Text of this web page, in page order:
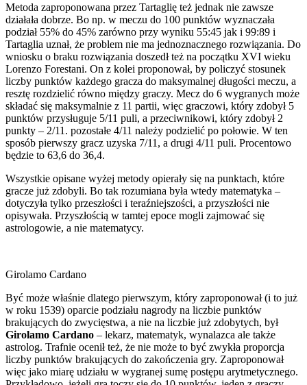
Metoda zaproponowana przez Tartaglię też jednak nie zawsze
działała dobrze. Bo np. w meczu do 100 punktów wyznaczała
podział 55% do 45% zarówno przy wyniku 55:45 jak i 99:89 i
Tartaglia uznał, że problem nie ma jednoznacznego rozwiązania. Do
wniosku o braku rozwiązania doszedł też na początku XVI wieku
Lorenzo Forestani. On z kolei proponował, by policzyć stosunek
liczby punktów każdego gracza do maksymalnej długości meczu, a
resztę rozdzielić równo między graczy. Mecz do 6 wygranych może
składać się maksymalnie z 11 partii, więc graczowi, który zdobył 5
punktów przysługuje 5/11 puli, a przeciwnikowi, który zdobył 2
punkty – 2/11. pozostałe 4/11 należy podzielić po połowie. W ten
sposób pierwszy gracz uzyska 7/11, a drugi 4/11 puli. Procentowo
będzie to 63,6 do 36,4.
Wszystkie opisane wyżej metody opierały się na punktach, które
gracze już zdobyli. Bo tak rozumiana była wtedy matematyka –
dotyczyła tylko przeszłości i teraźniejszości, a przyszłości nie
opisywała. Przyszłością w tamtej epoce mogli zajmować się
astrologowie, a nie matematycy.
Girolamo Cardano
Być może właśnie dlatego pierwszym, który zaproponował (i to już
w roku 1539) oparcie podziału nagrody na liczbie punktów
brakujących do zwycięstwa, a nie na liczbie już zdobytych, był
Girolamo Cardano – lekarz, matematyk, wynalazca ale także
astrolog. Trafnie ocenił też, że nie może to być zwykła proporcja
liczby punktów brakujących do zakończenia gry. Zaproponował
więc jako miarę udziału w wygranej sumę postępu arytmetycznego.